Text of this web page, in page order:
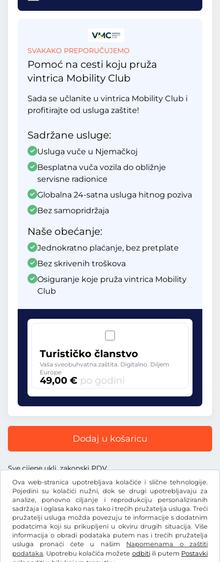
Ova web-stranica upotrebljava kolačiće i slične tehnologije.
Pojedini su kolačići nužni, dok se drugi upotrebljavaju za
analize, ponovno ciljanje i reprodukciju personaliziranih
sadržaja i oglasa kako nas tako i trećih pružatelja usluga. Treći
pružatelji usluga možda povezuju te informacije s dodatnim
podatcima koji su prikupljeni u okviru drugih situacija. Više
informacija o obradi podataka putem nas i trećih pružatelja
usluga pronaći ćete u našim Napomenama o zaštiti
podataka. Upotrebu kolačića možete odbitiili putem Postavki
SVAKAKO PREPORUČUJEMO
Pomoć na cesti koju pruža
vintrica Mobility Club
Sada se učlanite u vintrica Mobility Club i
profitirajte od usluga zaštite!
Sadržane usluge:
Usluga vuče u Njemačkoj
Besplatna vuča vozila do obližnje
servisne radionice
Globalna 24-satna usluga hitnog poziva
Bez samopridržaja
Naše obećanje:
Jednokratno plaćanje, bez pretplate
Bez skrivenih troškova
Osiguranje koje pruža vintrica Mobility
Club
Turističko članstvo
Vaša sveobuhvatna zaštita. Digitalno. Diljem
Europe
49,00 € po godini
Dodaj u košaricu
Sve cijene uklj. zakonski PDV
€EUR
Facebook Instagram